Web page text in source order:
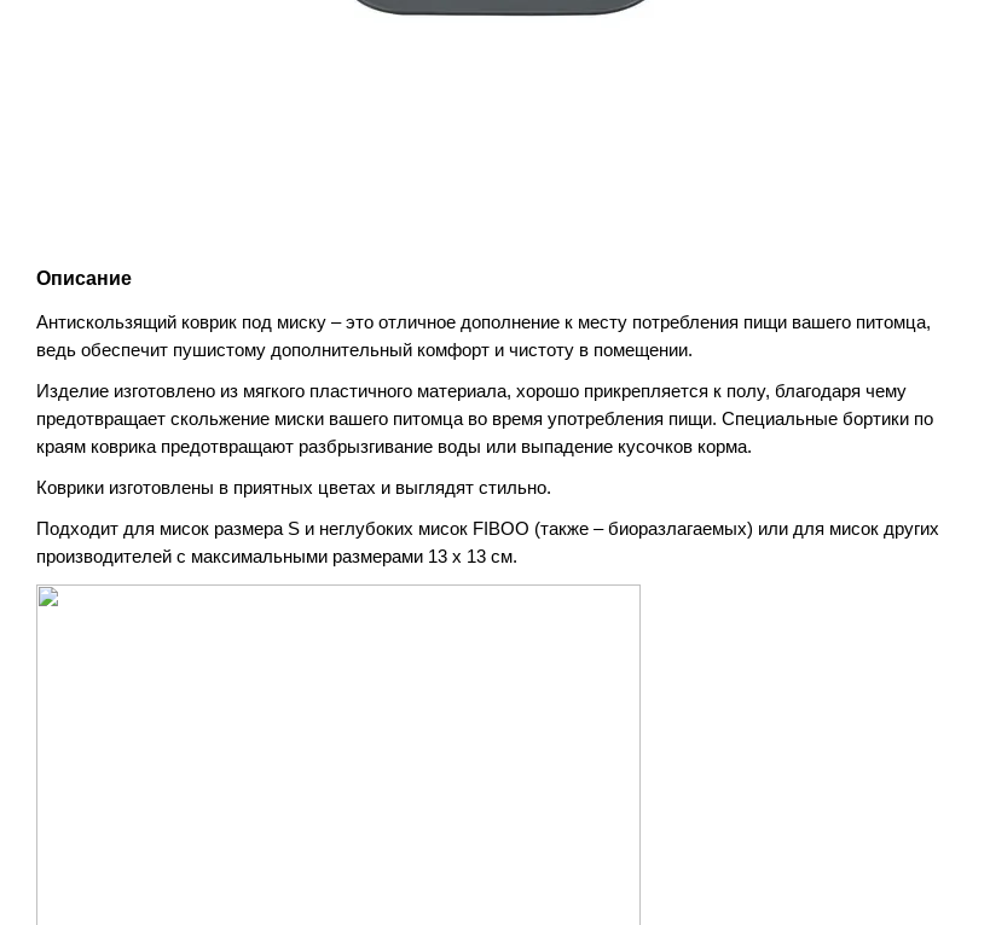
Описание
Антискользящий коврик под миску – это отличное дополнение к месту потребления пищи вашего питомца,
ведь обеспечит пушистому дополнительный комфорт и чистоту в помещении.
Изделие изготовлено из мягкого пластичного материала, хорошо прикрепляется к полу, благодаря чему
предотвращает скольжение миски вашего питомца во время употребления пищи. Специальные бортики по
краям коврика предотвращают разбрызгивание воды или выпадение кусочков корма.
Коврики изготовлены в приятных цветах и выглядят стильно.
Подходит для мисок размера S и неглубоких мисок FIBOO (также – биоразлагаемых) или для мисок других
производителей с максимальными размерами 13 х 13 см.